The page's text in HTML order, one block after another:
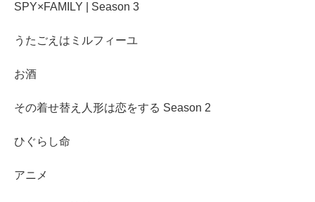
SPY×FAMILY | Season 3
うたごえはミルフィーユ
お酒
その着せ替え人形は恋をする Season 2
ひぐらし命
アニメ